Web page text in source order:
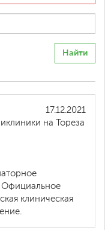
Найти
17.12.2021
на Тореза
Официальное
клиническая